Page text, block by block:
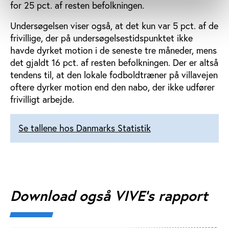
for 25 pct. af resten befolkningen.
Undersøgelsen viser også, at det kun var 5 pct. af de
frivillige, der på undersøgelsestidspunktet ikke
havde dyrket motion i de seneste tre måneder, mens
det gjaldt 16 pct. af resten befolkningen. Der er altså
tendens til, at den lokale fodboldtræner på villavejen
oftere dyrker motion end den nabo, der ikke udfører
frivilligt arbejde.
Se tallene hos Danmarks Statistik
Download også VIVE's rapport